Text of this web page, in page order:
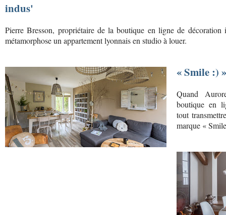
indus'
Pierre Bresson, propriétaire de la boutique en ligne de
métamorphose un appartement lyonnais en studio à louer.
« Smile :) »
Quand
boutique en
tout
marque «